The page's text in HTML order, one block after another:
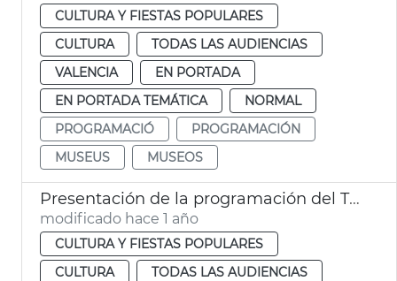
CULTURA Y FIESTAS POPULARES
CULTURA
TODAS LAS AUDIENCIAS
VALENCIA
EN PORTADA
EN PORTADA TEMÁTICA
NORMAL
PROGRAMACIÓ
PROGRAMACIÓN
MUSEUS
MUSEOS
Presentación de la programación del TEM y La Mutant 2025
modificado hace 1 año
CULTURA Y FIESTAS POPULARES
CULTURA
TODAS LAS AUDIENCIAS